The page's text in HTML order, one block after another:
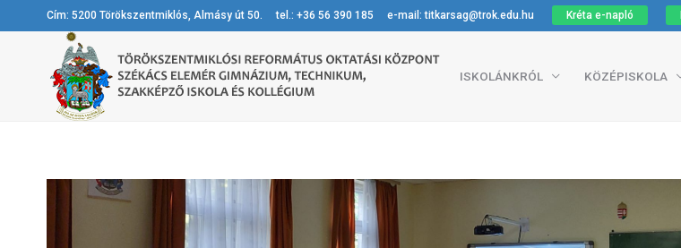
Kréta e-napló
Cím: 5200 Törökszentmiklós, Almásy út 50. tel.: +36 56 390 185 e-mail: titkarsag@trok.edu.hu
ISKOLÁNKRÓL KÖZÉPISKOLA